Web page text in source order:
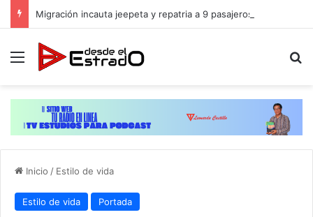
Menú
Inicio / Estilo de vida
Estilo de vida Portada